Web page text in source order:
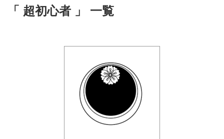
「 超初心者 」 一覧